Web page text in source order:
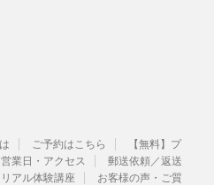
ご予約はこちら
【無料】プ
営業日・アクセス
郵送依頼／返送
リアル体験講座
お客様の声・ご質